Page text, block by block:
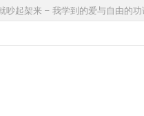
架来 – 我学到的爱与自由的功课